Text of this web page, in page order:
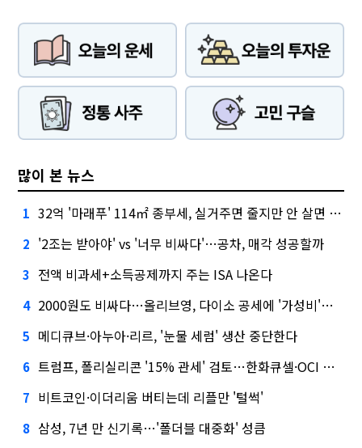
많이 본 뉴스
1 32억 '마래푸' 114㎡ 종부세, 실거주면 줄지만 안 살면 2.5배
2 '2조는 받아야' vs '너무 비싸다'…공차, 매각 성공할까
3 전액 비과세+소득공제까지 주는 ISA 나온다
4 2000원도 비싸다…올리브영, 다이소 공세에 '가성비'로 맞불
5 메디큐브·아누아·리르, '눈물 세럼' 생산 중단한다
6 트럼프, 폴리실리콘 '15% 관세' 검토…한화큐셀·OCI 영향은?
7 비트코인·이더리움 버티는데 리플만 '털썩'
8 삼성, 7년 만 신기록…'폴더블 대중화' 성큼